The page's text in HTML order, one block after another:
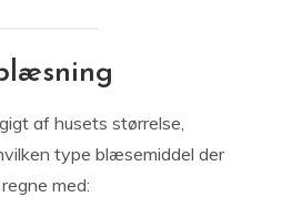
af husets størrelse,
type blæsemiddel der
med: